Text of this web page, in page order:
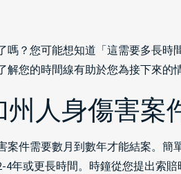
嗎？您可能想知道「這需要多長
解您的時間線有助於您為接下來
州人身傷害案
案件需要數月到數年才能結案。
4年或更長時間。時鐘從您提出索